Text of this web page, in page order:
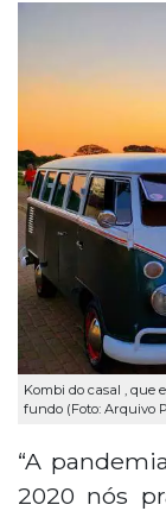
Kombi do casal , que
fundo (Foto: Arquivo
“A
2020 nós